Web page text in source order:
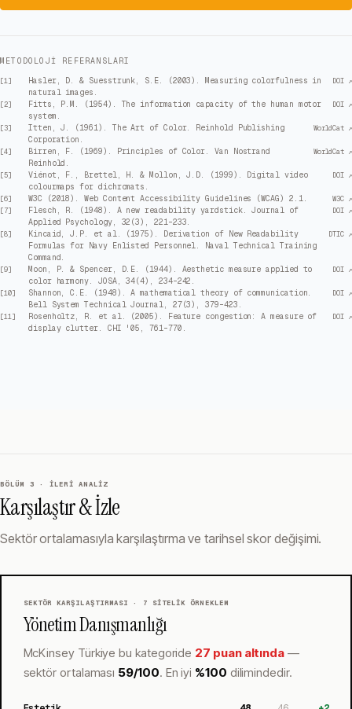
METODOLOJI REFERANSLARI
[1]
Hasler, D. & Suesstrunk, S.E. (2003). Measuring colorfulness in
natural images.
DOI ↗
[2]
Fitts, P.M. (1954). The information capacity of the human motor
system.
DOI ↗
[3]
Itten, J. (1961). The Art of Color. Reinhold Publishing
Corporation.
WorldCat ↗
[4]
Birren, F. (1969). Principles of Color. Van Nostrand
Reinhold.
WorldCat ↗
[5]
Viénot, F., Brettel, H. & Mollon, J.D. (1999). Digital video
colourmaps for dichromats.
DOI ↗
[6] W3C (2018). Web Content Accessibility Guidelines (WCAG) 2.1.
W3C ↗
[7]
Flesch, R. (1948). A new readability yardstick. Journal of
Applied Psychology, 32(3), 221–233.
DOI ↗
[8]
Kincaid, J.P. et al. (1975). Derivation of New Readability
Formulas for Navy Enlisted Personnel. Naval Technical Training
Command.
DTIC ↗
[9]
Moon, P. & Spencer, D.E. (1944). Aesthetic measure applied to
color harmony. JOSA, 34(4), 234–242.
DOI ↗
[10]
Shannon, C.E. (1948). A mathematical theory of communication.
Bell System Technical Journal, 27(3), 379–423.
DOI ↗
[11]
Rosenholtz, R. et al. (2005). Feature congestion: A measure of
display clutter. CHI '05, 761–770.
DOI ↗
BÖLÜM 3 · İLERI ANALIZ
Karşılaştır & İzle
Sektör ortalamasıyla karşılaştırma ve tarihsel skor değişimi.
SEKTÖR KARŞILAŞTIRMASI · 7 SITELIK ÖRNEKLEM
Yönetim Danışmanlığı
McKinsey Türkiye bu kategoride 27 puan altında —
sektör ortalaması 59/100. En iyi %100 dilimindedir.